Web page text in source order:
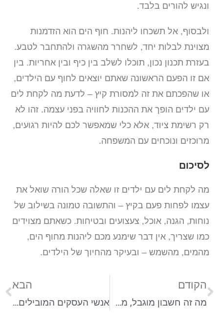
ונגיש להורים בלבד.
ולבסוף, אל תשכחו ליהנות. חוף הים הוא הזדמנות
מצוינת לבלות יחד, לשחרר מהשגרה ולהתחבר לטבע.
בעזרת תכנון נכון, תוכלו לשלב בין כיף ובין אחריות. בין
אם זו הפעם הראשונה שאתם יוצאים לחוף עם הילדים,
או שהפכתם את זה למסורת קיץ – לדעת מה לקחת לים
עם ילדים הופך את ההכנות לחוויה בפני עצמה. זהו לא
רק רשימת ציוד, אלא כלי שמאפשר לכם להיות רגועים,
מרוכזים ונוכחים עם המשפחה.
לסיכום
מה לקחת לים עם ילדים זו שאלה שכל הורה שואל את
עצמו לפחות פעם בקיץ – והתשובה טמונה בשילוב של
נוחות, הגנה, אוכל, צעצועים ובטיחות. כשאתם מצוידים
כמו שצריך, אין דבר שימנע מכם ליהנות מחוף הים,
מהמים, מהשמש – ובעיקר מהחיוך של הילדים.
הקודם
מה זה חשבון מוגבל, מהן ההשלכות ואיך מתמודדים?
הבא
אנשי העסקים המובילים בישראל: מבט על הכלכלה הישראלית